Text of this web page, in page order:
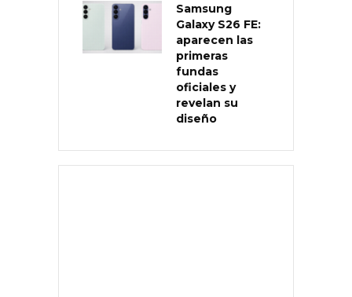
Samsung
Galaxy S26 FE:
aparecen las
primeras
fundas
oficiales y
revelan su
diseño